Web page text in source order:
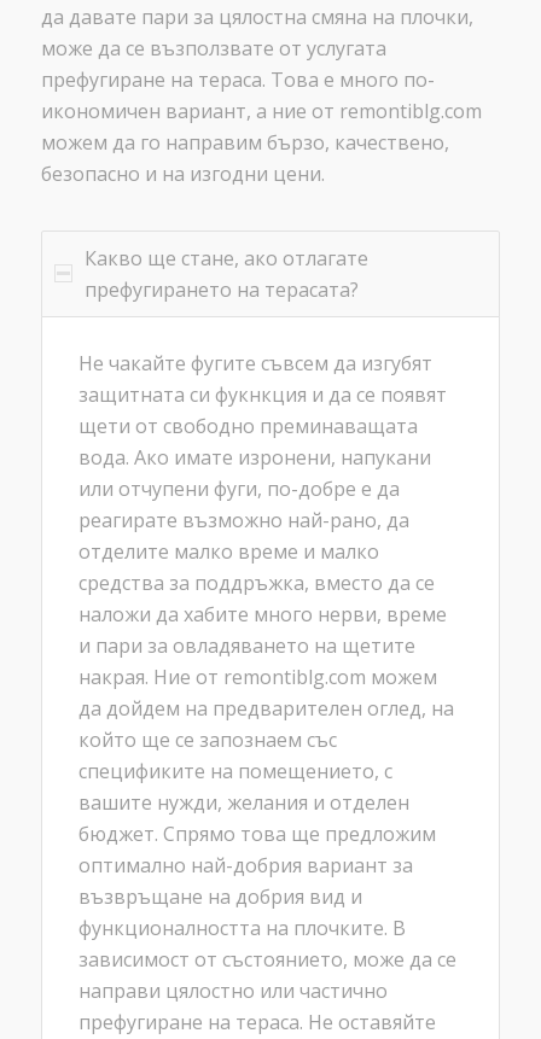
да давате пари за цялостна смяна на плочки,
може да се възползвате от услугата
префугиране на тераса. Това е много по-
икономичен вариант, а ние от remontiblg.com
можем да го направим бързо, качествено,
безопасно и на изгодни цени.
Какво ще стане, ако отлагате
префугирането на терасата?
Не чакайте фугите съвсем да изгубят
защитната си фукнкция и да се появят
щети от свободно преминаващата
вода. Ако имате изронени, напукани
или отчупени фуги, по-добре е да
реагирате възможно най-рано, да
отделите малко време и малко
средства за поддръжка, вместо да се
наложи да хабите много нерви, време
и пари за овладяването на щетите
накрая. Ние от remontiblg.com можем
да дойдем на предварителен оглед, на
който ще се запознаем със
спецификите на помещението, с
вашите нужди, желания и отделен
бюджет. Спрямо това ще предложим
оптимално най-добрия вариант за
възвръщане на добрия вид и
функционалността на плочките. В
зависимост от състоянието, може да се
направи цялостно или частично
префугиране на тераса. Не оставяйте